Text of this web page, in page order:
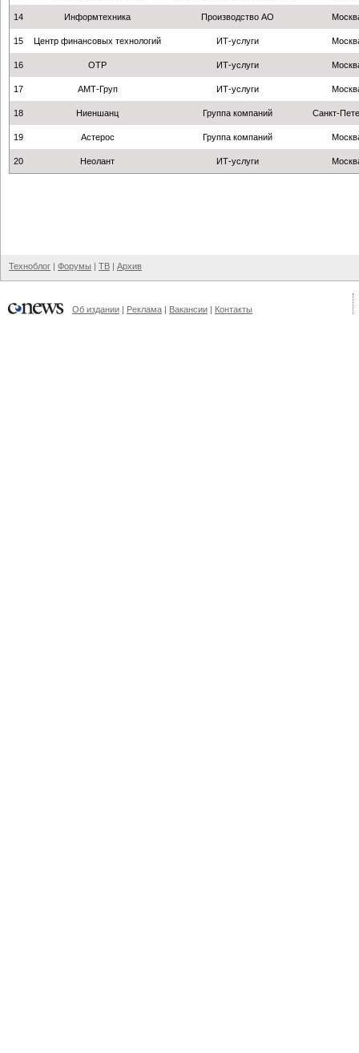
14 Информтехника Производство АО
15 Центр финансовых технологий ИТ-услуги
16 ОТР ИТ-услуги
17 АМТ-Груп ИТ-услуги
18 Ниеншанц Группа компаний Санкт-
19 Астерос Группа компаний
20 Неолант ИТ-услуги
Техноблог | Форумы | ТВ | Архив
Об издании | Реклама | Вакансии | Контакты